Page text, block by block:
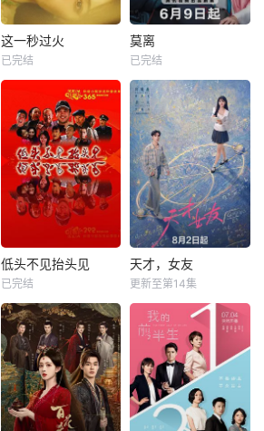
这一秒过火
已完结
莫离
已完结
低头不见抬头见
已完结
天才，女友
更新至第14集